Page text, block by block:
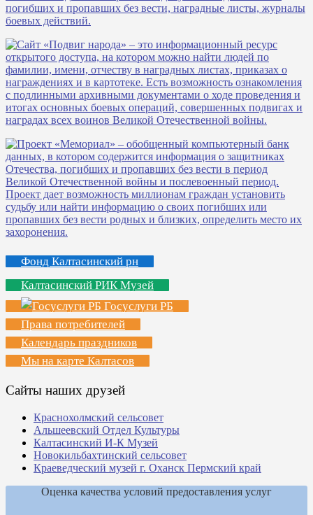
Фонд Калтасинский рн
Калтасинский РИК Музей
Госуслуги РБ
Права потребителей
Календарь праздников
Мы на карте Калтасов
Сайты наших друзей
Краснохолмский сельсовет
Альшеевский Отдел Культуры
Калтасинский И-К Музей
Новокильбахтинский сельсовет
Краеведческий музей г. Оханск Пермский край
Оценка качества условий предоставления услуг